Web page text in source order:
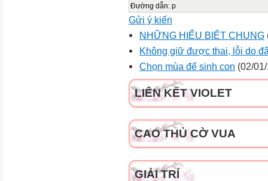
Đường dẫn: p
Gửi ý kiến
NHỮNG HIỂU BIẾT CHUNG
Không giữ được thai, lỗi do
Chọn mùa để sinh con (02/
LIÊN KẾT VIOLET
CAO THỦ CỜ VUA
GIẢI TRÍ